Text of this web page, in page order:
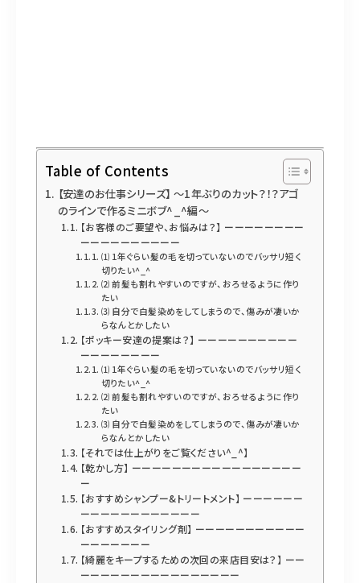
Table of Contents
【安達のお仕事シリーズ】 〜1年ぶりのカット？！？アゴ
のラインで作るミニボブ^_^編〜
【お客様のご要望や、お悩みは？】 ーーーーーーーー
ーーーーーーーーーー
⑴ 1年ぐらい髪の毛を切っていないのでバッサリ短く
切りたい^_^
⑵ 前髪も割れやすいのですが、おろせるように作り
たい
⑶ 自分で白髪染めをしてしまうので、傷みが凄いか
らなんとかしたい
【ポッキー安達の提案は？】 ーーーーーーーーーー
ーーーーーーーー
⑴ 1年ぐらい髪の毛を切っていないのでバッサリ短く
切りたい^_^
⑵ 前髪も割れやすいのですが、おろせるように作り
たい
⑶ 自分で白髪染めをしてしまうので、傷みが凄いか
らなんとかしたい
【それでは仕上がりをご覧ください^_^】
【乾かし方】 ーーーーーーーーーーーーーーーーー
ー
【おすすめシャンプー&トリートメント】 ーーーーーー
ーーーーーーーーーーーー
【おすすめスタイリング剤】 ーーーーーーーーーーー
ーーーーーーー
【綺麗をキープするための次回の来店目安は？】 ーー
ーーーーーーーーーーーーーーーー